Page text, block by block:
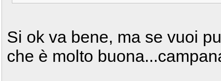
Si ok va bene, ma se vuoi
che è molto